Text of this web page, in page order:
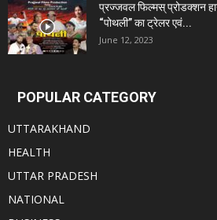
प्रज्जवल फिल्मस् प्रोडक्शन
“पोथली” का ट्रेलर एवं...
June 12, 2023
POPULAR CATEGORY
UTTARAKHAND
HEALTH
UTTAR PRADESH
NATIONAL